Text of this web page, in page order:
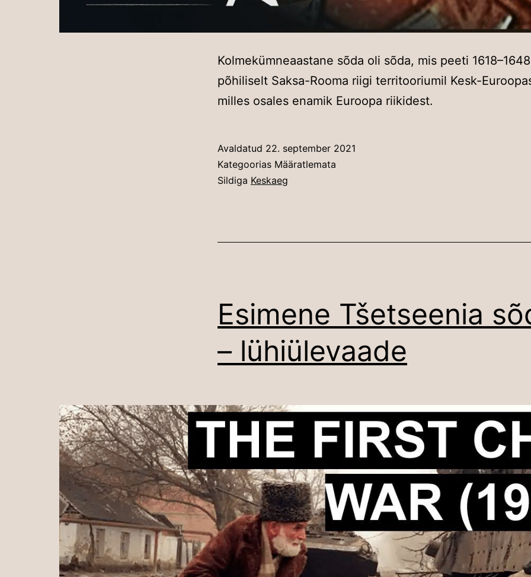
Kolmekümneaastane sõda oli sõda, mis peeti 1618–1648
põhiliselt Saksa-Rooma riigi territooriumil Kesk-
milles osales enamik Euroopa riikidest.
Avaldatud 22. september 2021
Kategoorias Määratlemata
Sildiga Keskaeg
Esimene Tšetseenia
– lühiülevaade